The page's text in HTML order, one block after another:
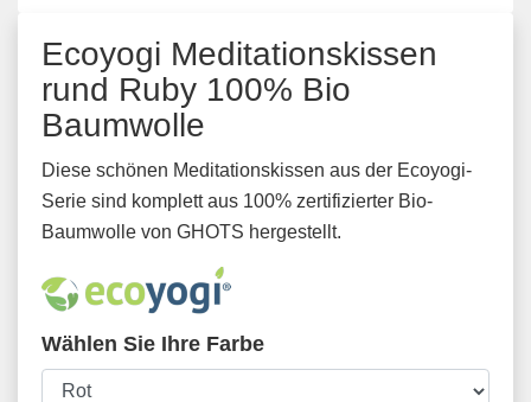
Ecoyogi Meditationskissen
rund Ruby 100% Bio
Baumwolle
Diese schönen Meditationskissen aus der Ecoyogi-
Serie sind komplett aus 100% zertifizierter Bio-
Baumwolle von GHOTS hergestellt.
Wählen Sie Ihre Farbe